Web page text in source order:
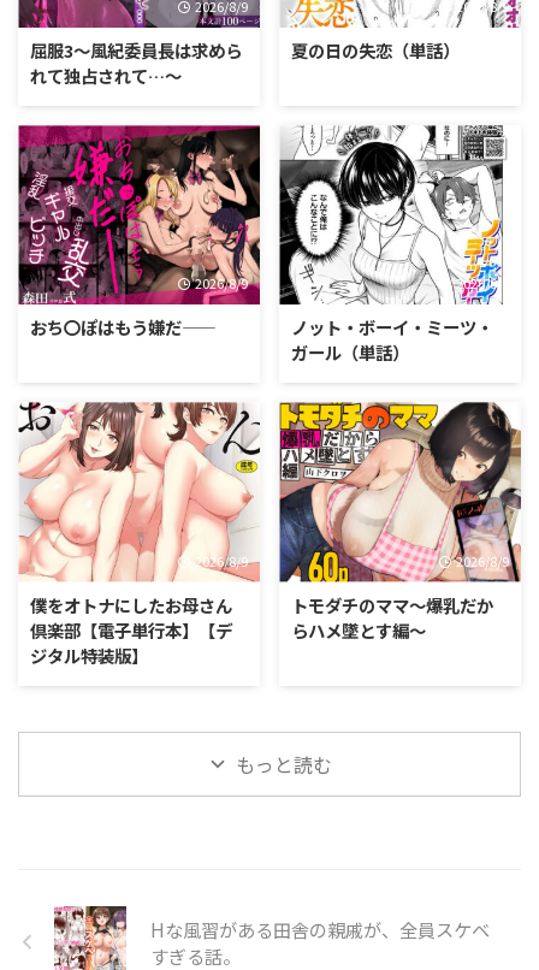
2026/8/9
屈服3〜風紀委員長は求めら
れて独占されて…〜
2026/8/9
夏の日の失恋（単話）
2026/8/9
おち〇ぽはもう嫌だ――
2026/8/9
ノット・ボーイ・ミーツ・
ガール（単話）
2026/8/9
僕をオトナにしたお母さん
倶楽部【電子単行本】【デ
ジタル特装版】
2026/8/9
トモダチのママ〜爆乳だか
らハメ墜とす編〜
もっと読む
Hな風習がある田舎の親戚が、全員スケベ
すぎる話。